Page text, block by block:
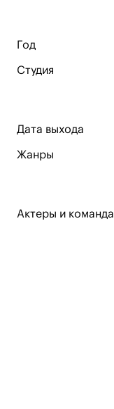
Год
Студия
Дата выхода
Жанры
Актеры и команда